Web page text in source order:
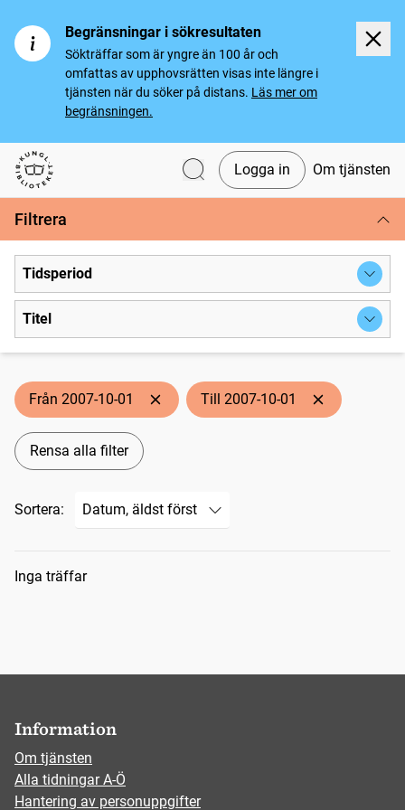
Begränsningar i sökresultaten
Sökträffar som är yngre än 100 år och
omfattas av upphovsrätten visas inte längre i
tjänsten när du söker på distans. Läs mer om
begränsningen.
Svenska tidningar
Logga in Om tjänsten
Filtrera
Tidsperiod
Titel
Från 2007-10-01 Till 2007-10-01
Rensa alla filter
Sortera:
Sökresultat
Inga träffar
Information
Om tjänsten
Alla tidningar A-Ö
Hantering av personuppgifter